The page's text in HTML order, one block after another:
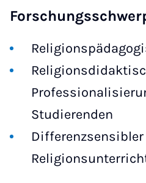
Studierenden
Differenzsensibler